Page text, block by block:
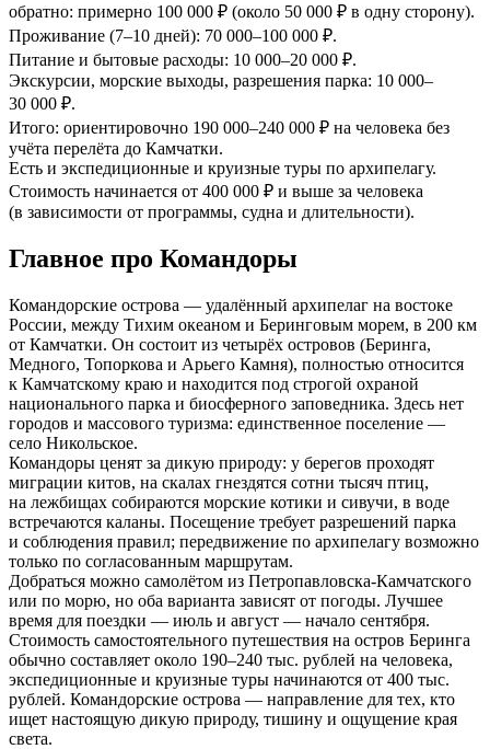
обратно: примерно 100 000 ₽ (около 50 000 ₽ в одну сторону).
Проживание (7–10 дней): 70 000–100 000 ₽.
Питание и бытовые расходы: 10 000–20 000 ₽.
Экскурсии, морские выходы, разрешения парка: 10 000–
30 000 ₽.
Итого: ориентировочно 190 000–240 000 ₽ на человека без
учёта перелёта до Камчатки.
Есть и экспедиционные и круизные туры по архипелагу.
Стоимость начинается от 400 000 ₽ и выше за человека
(в зависимости от программы, судна и длительности).
Главное про Командоры
Командорские острова — удалённый архипелаг на востоке
России, между Тихим океаном и Беринговым морем, в 200 км
от Камчатки. Он состоит из четырёх островов (Беринга,
Медного, Топоркова и Арьего Камня), полностью относится
к Камчатскому краю и находится под строгой охраной
национального парка и биосферного заповедника. Здесь нет
городов и массового туризма: единственное поселение —
село Никольское.
Командоры ценят за дикую природу: у берегов проходят
миграции китов, на скалах гнездятся сотни тысяч птиц,
на лежбищах собираются морские котики и сивучи, в воде
встречаются каланы. Посещение требует разрешений парка
и соблюдения правил; передвижение по архипелагу возможно
только по согласованным маршрутам.
Добраться можно самолётом из Петропавловска-Камчатского
или по морю, но оба варианта зависят от погоды. Лучшее
время для поездки — июль и август — начало сентября.
Стоимость самостоятельного путешествия на остров Беринга
обычно составляет около 190–240 тыс. рублей на человека,
экспедиционные и круизные туры начинаются от 400 тыс.
рублей. Командорские острова — направление для тех, кто
ищет настоящую дикую природу, тишину и ощущение края
света.